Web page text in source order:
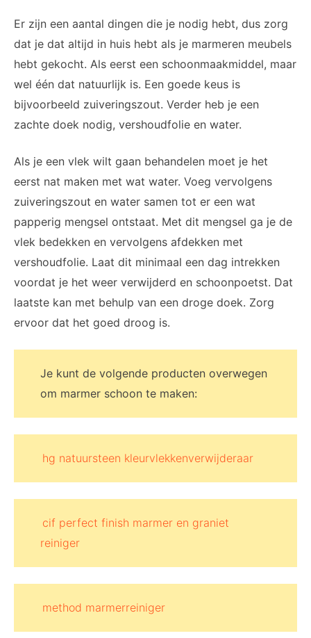
Er zijn een aantal dingen die je nodig hebt, dus zorg
dat je dat altijd in huis hebt als je marmeren meubels
hebt gekocht. Als eerst een schoonmaakmiddel, maar
wel één dat natuurlijk is. Een goede keus is
bijvoorbeeld zuiveringszout. Verder heb je een
zachte doek nodig, vershoudfolie en water.
Als je een vlek wilt gaan behandelen moet je het
eerst nat maken met wat water. Voeg vervolgens
zuiveringszout en water samen tot er een wat
papperig mengsel ontstaat. Met dit mengsel ga je de
vlek bedekken en vervolgens afdekken met
vershoudfolie. Laat dit minimaal een dag intrekken
voordat je het weer verwijderd en schoonpoetst. Dat
laatste kan met behulp van een droge doek. Zorg
ervoor dat het goed droog is.
Je kunt de volgende producten overwegen
om marmer schoon te maken:
hg natuursteen kleurvlekkenverwijderaar
cif perfect finish marmer en graniet
reiniger
method marmerreiniger